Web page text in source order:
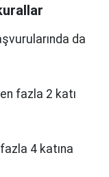
da
fazla 2 katı
4 katına